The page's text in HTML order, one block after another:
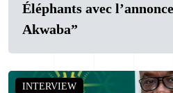
Éléphants avec
Akwaba”
INTERVIEW